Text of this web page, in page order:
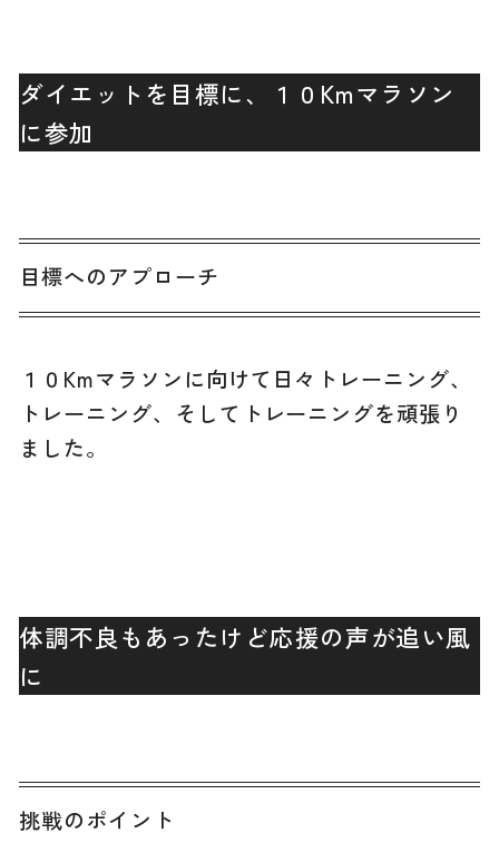
ダイエットを目標に、１０Kmマラソン
に参加
目標へのアプローチ
１０Kmマラソンに向けて日々トレーニング、
トレーニング、そしてトレーニングを頑張り
ました。
体調不良もあったけど応援の声が追い風
に
挑戦のポイント